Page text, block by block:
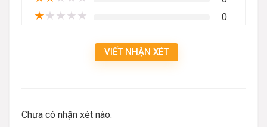
★★★★★ 0
VIẾT NHẬN XÉT
Chưa có nhận xét nào.